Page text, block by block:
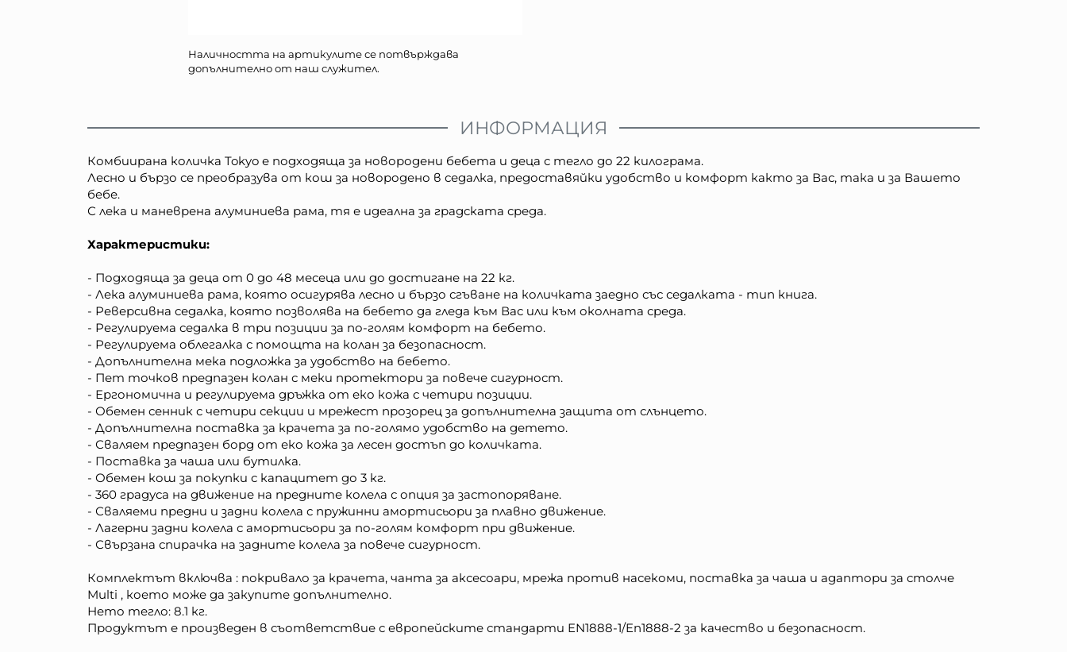
Наличността на артикулите се потвърждава
допълнително от наш служител.
ИНФОРМАЦИЯ
Комбиирана количка Tokyo е подходяща за новородени бебета и деца с тегло до 22 килограма.
Лесно и бързо се преобразува от кош за новородено в седалка, предоставяйки удобство и комфорт както за Вас, така и за Вашето
бебе.
С лека и маневрена алуминиева рама, тя е идеална за градската среда.
Характеристики:
- Подходяща за деца от 0 до 48 месеца или до достигане на 22 кг.
- Лека алуминиева рама, която осигурява лесно и бързо сгъване на количката заедно със седалката - тип книга.
- Реверсивна седалка, която позволява на бебето да гледа към Вас или към околната среда.
- Регулируема седалка в три позиции за по-голям комфорт на бебето.
- Регулируема облегалка с помощта на колан за безопасност.
- Допълнителна мека подложка за удобство на бебето.
- Пет точков предпазен колан с меки протектори за повече сигурност.
- Ергономична и регулируема дръжка от еко кожа с четири позиции.
- Обемен сенник с четири секции и мрежест прозорец за допълнителна защита от слънцето.
- Допълнителна поставка за крачета за по-голямо удобство на детето.
- Сваляем предпазен борд от еко кожа за лесен достъп до количката.
- Поставка за чаша или бутилка.
- Обемен кош за покупки с капацитет до 3 кг.
- 360 градуса на движение на предните колела с опция за застопоряване.
- Сваляеми предни и задни колела с пружинни амортисьори за плавно движение.
- Лагерни задни колела с амортисьори за по-голям комфорт при движение.
- Свързана спирачка на задните колела за повече сигурност.
Комплектът включва : покривало за крачета, чанта за аксесоари, мрежа против насекоми, поставка за чаша и адаптори за столче
Multi , което може да закупите допълнително.
Нето тегло: 8.1 кг.
Продуктът е произведен в съответствие с европейските стандарти EN1888-1/En1888-2 за качество и безопасност.